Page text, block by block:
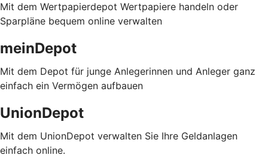
Mit dem Wertpapierdepot Wertpapiere handeln oder
Sparpläne bequem online verwalten
meinDepot
Mit dem Depot für junge Anlegerinnen und Anleger ganz
einfach ein Vermögen aufbauen
UnionDepot
Mit dem UnionDepot verwalten Sie Ihre Geldanlagen
einfach online.